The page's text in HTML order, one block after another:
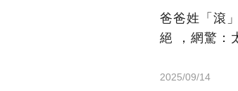
爸爸姓「滾
絕 ，網驚：
2025/09/14